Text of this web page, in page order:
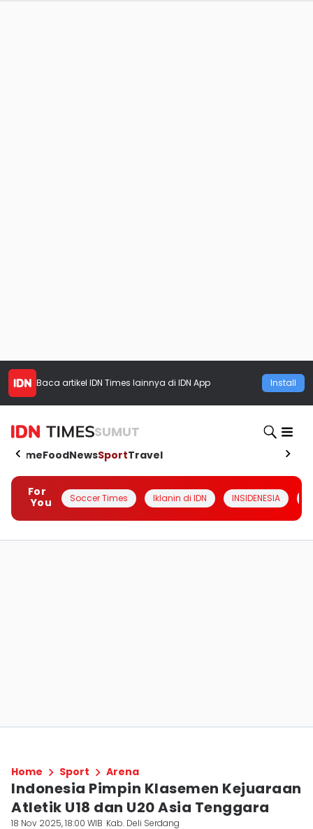
Baca artikel IDN Times lainnya di IDN App Install
SUMUT
HomeFoodNewsSportTravel
For
You
Soccer Times Iklanin di IDN INSIDENESIA
Home Sport Arena
Indonesia Pimpin Klasemen Kejuaraan
Atletik U18 dan U20 Asia Tenggara
18 Nov 2025, 18:00 WIB Kab. Deli Serdang